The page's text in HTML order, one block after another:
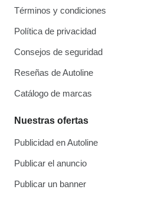
Términos y condiciones
Política de privacidad
Consejos de seguridad
Reseñas de Autoline
Catálogo de marcas
Nuestras ofertas
Publicidad en Autoline
Publicar el anuncio
Publicar un banner